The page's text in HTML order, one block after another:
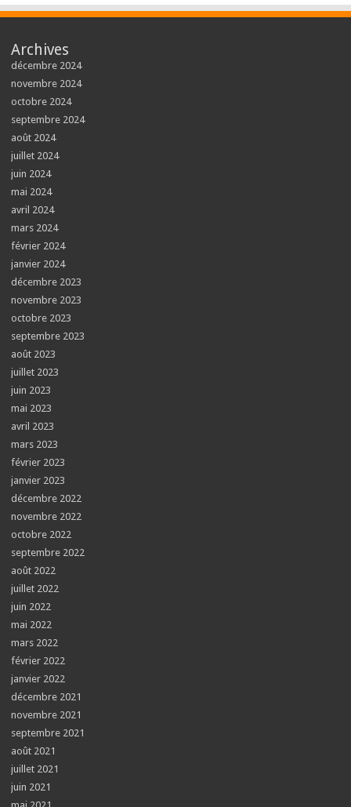
Archives
décembre 2024
novembre 2024
octobre 2024
septembre 2024
août 2024
juillet 2024
juin 2024
mai 2024
avril 2024
mars 2024
février 2024
janvier 2024
décembre 2023
novembre 2023
octobre 2023
septembre 2023
août 2023
juillet 2023
juin 2023
mai 2023
avril 2023
mars 2023
février 2023
janvier 2023
décembre 2022
novembre 2022
octobre 2022
septembre 2022
août 2022
juillet 2022
juin 2022
mai 2022
mars 2022
février 2022
janvier 2022
décembre 2021
novembre 2021
septembre 2021
août 2021
juillet 2021
juin 2021